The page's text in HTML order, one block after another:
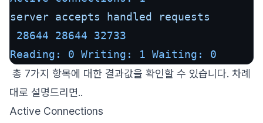
server accepts handled
requests
28644
28644
32733
Reading: 0 Writing: 1 Waiting:
0
총 7가지 항목에 대한 결과값을 확인할 수 있습니다. 차례
대로 설명드리면..
Active Connections